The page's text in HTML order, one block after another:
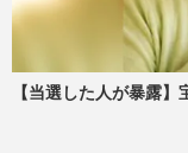
今
身
週刊
【当選した人が暴露